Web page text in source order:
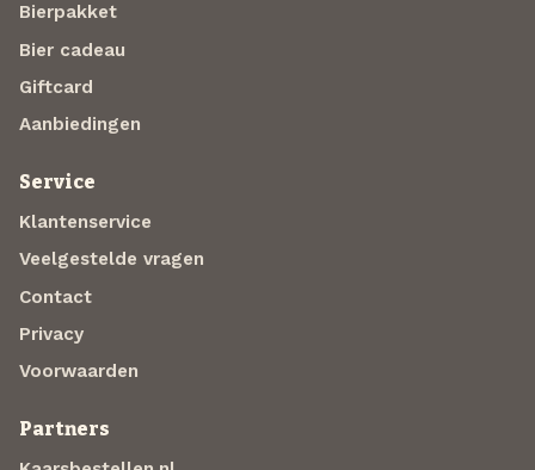
Bierpakket
Bier cadeau
Giftcard
Aanbiedingen
Service
Klantenservice
Veelgestelde vragen
Contact
Privacy
Voorwaarden
Partners